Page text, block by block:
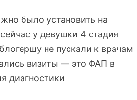
было установить на
у девушки 4 стадия
не пускали к врачам
визиты — это ФАП в
диагностики